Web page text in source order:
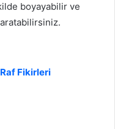
boyayabilir ve
Fikirleri